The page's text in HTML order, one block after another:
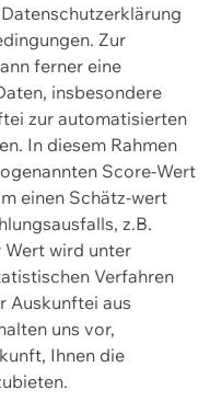
Zur
ferner eine
insbesondere
zur automatisierten
In diesem Rahmen
Score-Wert
einen Schätz-wert
z.B.
Wert wird unter
Verfahren
Auskunftei aus
uns vor,
Ihnen die